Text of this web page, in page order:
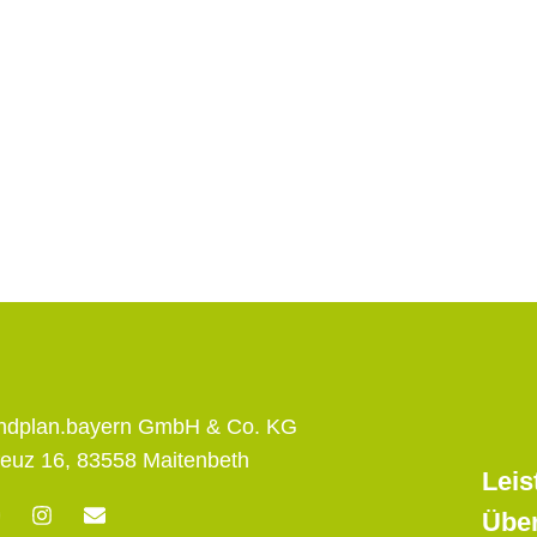
GmbH & Co. KG
16, 83558 Maitenbeth
I
n
E
n